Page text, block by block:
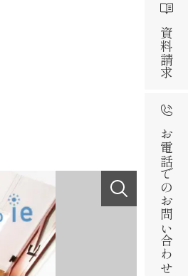
資料請求
お電話でのお問い合わせ